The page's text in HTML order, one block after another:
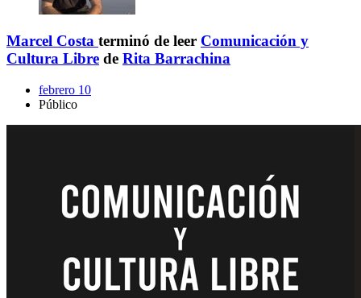
Marcel Costa terminó de leer Comunicación y
Cultura Libre de Rita Barrachina
febrero 10
Público